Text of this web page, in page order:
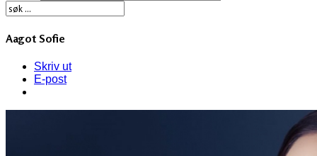
Aagot Sofie
Skriv ut
E-post